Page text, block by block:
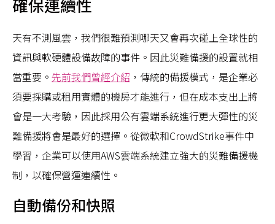
確保連續性
天有不測風雲，我們很難預測哪天又會再次碰上全球性的
資訊與軟硬體設備故障的事件。因此災難備援的設置就相
當重要。 先前我們曾經介紹 ，傳統的備援模式，是企業必
須要採購或租用實體的機房才能進行，但在成本支出上將
會是一大考驗，因此採用公有雲端系統進行更大彈性的災
難備援將會是最好的選擇。從微軟和CrowdStrike事件中
學習，企業可以使用AWS雲端系統建立強大的災難備援機
制，以確保營運連續性。
自動備份和快照